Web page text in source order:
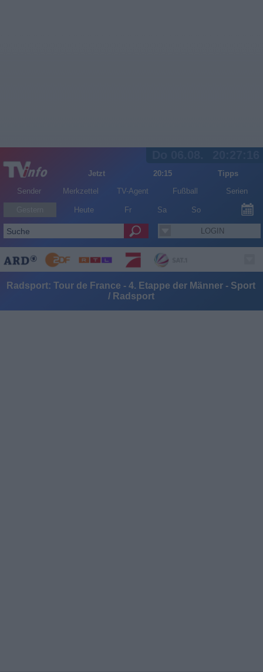
Jetzt 20:15
Tipps
Sender
Merkzettel TV-Agent Fußball Serien
Heute Fr Sa So
LOGIN
Radsport: Tour de France - 4. Etappe der Männer - Sport
/ Radsport